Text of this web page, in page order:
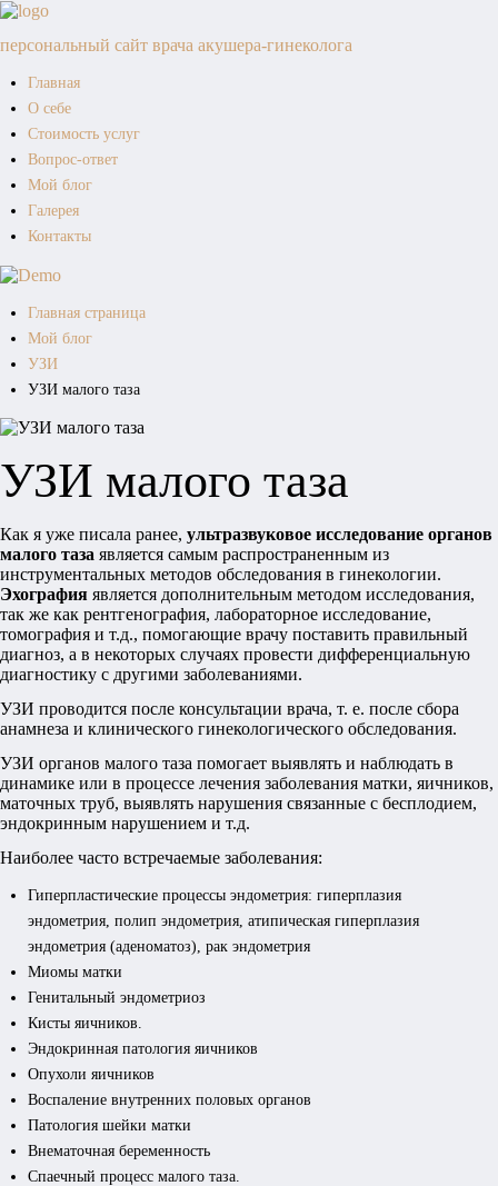
персональный сайт врача акушера-гинеколога
Главная
О себе
Стоимость услуг
Вопрос-ответ
Мой блог
Галерея
Контакты
Главная страница
Мой блог
УЗИ
УЗИ малого таза
УЗИ малого таза
Как я уже писала ранее, ультразвуковое исследование органов
малого таза является самым распространенным из
инструментальных методов обследования в гинекологии.
Эхография является дополнительным методом исследования,
так же как рентгенография, лабораторное исследование,
томография и т.д., помогающие врачу поставить правильный
диагноз, а в некоторых случаях провести дифференциальную
диагностику с другими заболеваниями.
УЗИ проводится после консультации врача, т. е. после сбора
анамнеза и клинического гинекологического обследования.
УЗИ органов малого таза помогает выявлять и наблюдать в
динамике или в процессе лечения заболевания матки, яичников,
маточных труб, выявлять нарушения связанные с бесплодием,
эндокринным нарушением и т.д.
Наиболее часто встречаемые заболевания:
Гиперпластические процессы эндометрия: гиперплазия
эндометрия, полип эндометрия, атипическая гиперплазия
эндометрия (аденоматоз), рак эндометрия
Миомы матки
Генитальный эндометриоз
Кисты яичников.
Эндокринная патология яичников
Опухоли яичников
Воспаление внутренних половых органов
Патология шейки матки
Внематочная беременность
Спаечный процесс малого таза.